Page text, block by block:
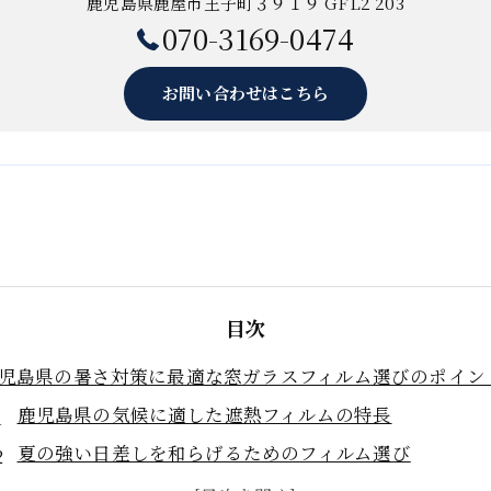
070-3169-0474
お問い合わせはこちら
目次
島県の暑さ対策に最適な窓ガラスフィルム選びのポイン
鹿児島県の気候に適した遮熱フィルムの特長
夏の強い日差しを和らげるためのフィルム選び